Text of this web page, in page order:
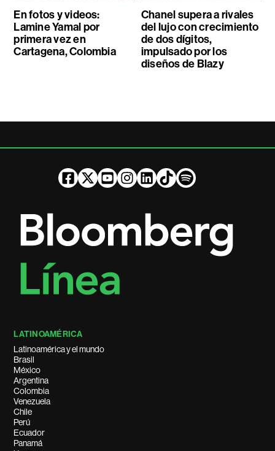
En fotos y videos:
Lamine Yamal por
primera vez en
Cartagena, Colombia
Chanel supera a rivales
del lujo con crecimiento
de dos dígitos,
impulsado por los
diseños de Blazy
LATINOAMÉRICA
Latinoamérica y el mundo
Brasil
México
Argentina
Colombia
Venezuela
Chile
Perú
Ecuador
Panamá